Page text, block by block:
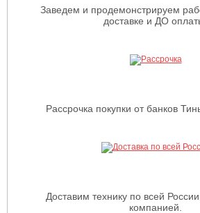
Заведем и продемонстрируем
доставке и ДО
Рассрочка покупки от банков
Доставим технику по всей
компанией.